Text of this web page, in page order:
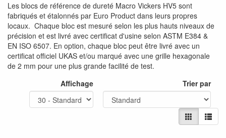
Les blocs de référence de dureté Macro Vickers HV5 sont
fabriqués et étalonnés par Euro Product dans leurs propres
locaux. Chaque bloc est mesuré selon les plus hauts niveaux de
précision et est livré avec certificat d'usine selon ASTM E384 &
EN ISO 6507. En option, chaque bloc peut être livré avec un
certificat officiel UKAS et/ou marqué avec une grille hexagonale
de 2 mm pour une plus grande facilité de test.
Affichage
Trier par